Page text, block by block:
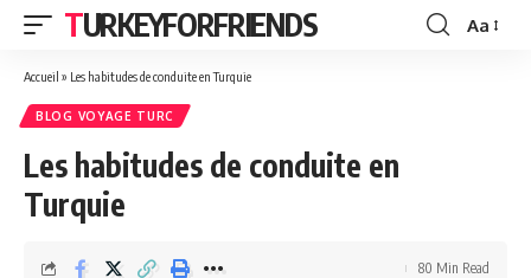
TURKEYFORFRIENDS
Font
Aa
Accueil » Les habitudes de conduite en Turquie
BLOG VOYAGE TURC
Les habitudes de conduite en
Turquie
80 Min Read